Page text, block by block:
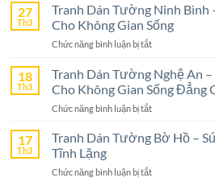
27
Th3
Tranh Dán Tường Ninh Bình
Cho Không Gian Sống
Chức năng bình luận bị tắtở
Dán
Tường
Ninh
Bình
Lựa
18
Th3
Tranh Dán Tường Nghệ An
Cho Không Gian Sống Đẳng
Chức năng bình luận bị tắtở
Dán
An
17
Th3
Tranh Dán Tường Bờ Hồ –
Tĩnh Lặng
Chức năng bình luận bị tắtở